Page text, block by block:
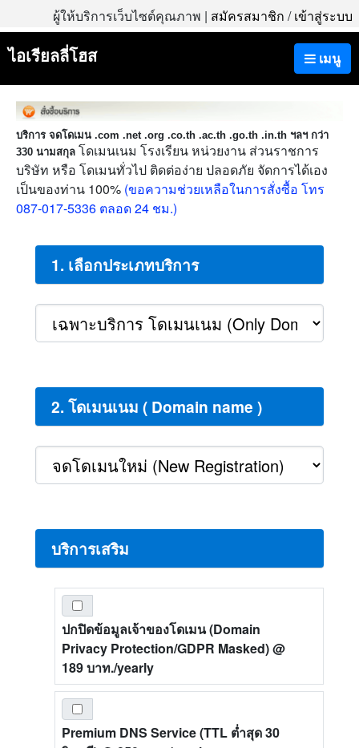
ผู้ให้บริการเว็บไซต์คุณภาพ | สมัครสมาชิก /เข้าสู่ระบบ
เมนู
ไอเรียลลี่โฮส
บริการ จดโดเมน .com .net .org .co.th .ac.th .go.th .in.th ฯลฯ กว่า
330 นามสกุล โดเมนเนม โรงเรียน หน่วยงาน ส่วนราชการ
บริษัท หรือ โดเมนทั่วไป ติดต่อง่าย ปลอดภัย จัดการได้เอง
เป็นของท่าน 100% (ขอความช่วยเหลือในการสั่งซื้อ โทร
087-017-5336 ตลอด 24 ชม.)
1. เลือกประเภทบริการ
2. โดเมนเนม ( Domain name )
บริการเสริม
ปกปิดข้อมูลเจ้าของโดเมน (Domain
Privacy Protection/GDPR Masked)@
189 บาท./yearly
Premium DNS Service (TTL ต่ำสุด 30